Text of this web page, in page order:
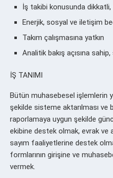
İş takibi konusunda dikkatli,
Enerjik, sosyal ve iletişim
Takım çalışmasına yatkın
Analitik bakış açısına
İŞ TANIMI
Bütün muhasebesel işlemlerin
şekilde sisteme aktarılması
raporlamaya uygun şekilde
ekibine destek olmak, evrak ve
sayım faaliyetlerine destek
formlarının girişine ve
vermek.